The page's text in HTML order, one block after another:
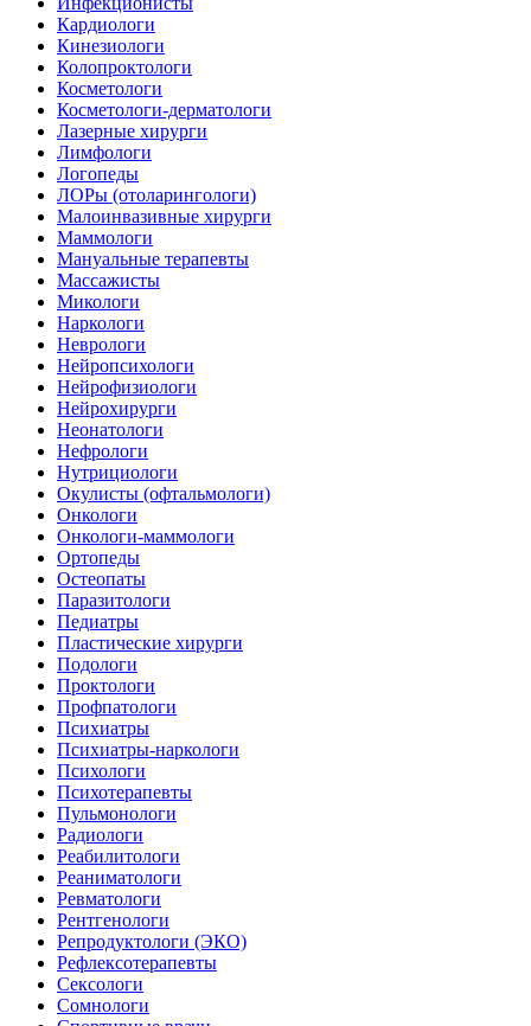
Кардиологи
Кинезиологи
Колопроктологи
Косметологи
Косметологи-дерматологи
Лазерные хирурги
Лимфологи
Логопеды
ЛОРы (отоларингологи)
Малоинвазивные хирурги
Маммологи
Мануальные терапевты
Массажисты
Микологи
Наркологи
Неврологи
Нейропсихологи
Нейрофизиологи
Нейрохирурги
Неонатологи
Нефрологи
Нутрициологи
Окулисты (офтальмологи)
Онкологи
Онкологи-маммологи
Ортопеды
Остеопаты
Паразитологи
Педиатры
Пластические хирурги
Подологи
Проктологи
Профпатологи
Психиатры
Психиатры-наркологи
Психологи
Психотерапевты
Пульмонологи
Радиологи
Реабилитологи
Реаниматологи
Ревматологи
Рентгенологи
Репродуктологи (ЭКО)
Рефлексотерапевты
Сексологи
Сомнологи